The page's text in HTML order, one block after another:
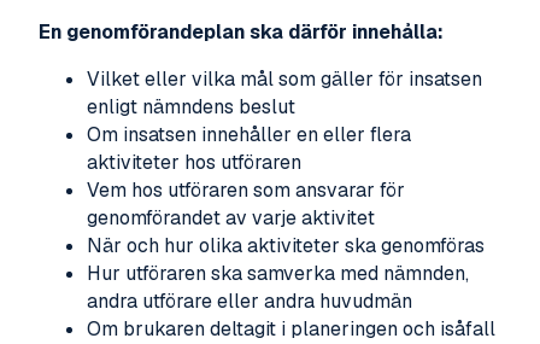
En genomförandeplan ska därför innehålla:
Vilket eller vilka mål som gäller för insatsen
enligt nämndens beslut
Om insatsen innehåller en eller flera
aktiviteter hos utföraren
Vem hos utföraren som ansvarar för
genomförandet av varje aktivitet
När och hur olika aktiviteter ska genomföras
Hur utföraren ska samverka med nämnden,
andra utförare eller andra huvudmän
Om brukaren deltagit i planeringen och isåfall